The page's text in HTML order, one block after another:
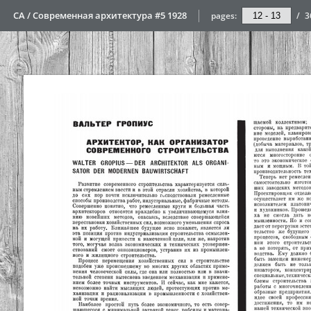
СА / Современная архитектура #5 1928 pages: /